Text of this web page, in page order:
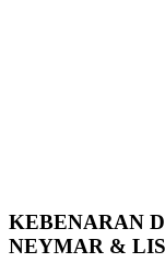
KEBENARAN
NEYMAR &